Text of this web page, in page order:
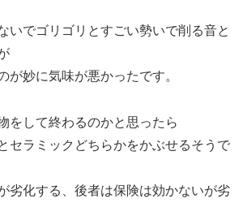
いでゴリゴリとすごい勢いで削る音と
が妙に気味が悪かったです。
をして終わるのかと思ったら
セラミックどちらかをかぶせるそうで
劣化する、後者は保険は効かないが劣